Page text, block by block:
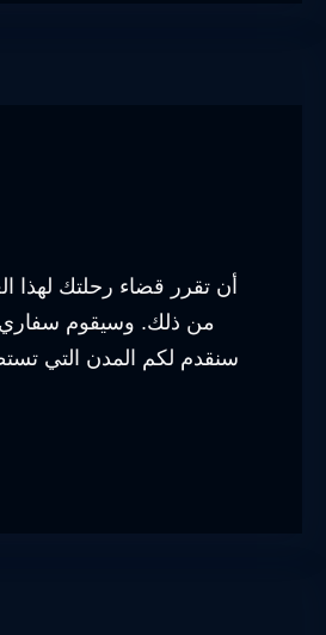
أن تقرر قضاء رحلتك لهذا
من ذلك. وسيقوم سفاري
سنقدم لكم المدن التي